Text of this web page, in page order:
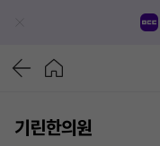
기린한의원